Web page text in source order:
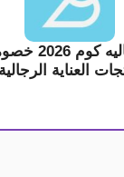
كود خصم
العناية الرجالية